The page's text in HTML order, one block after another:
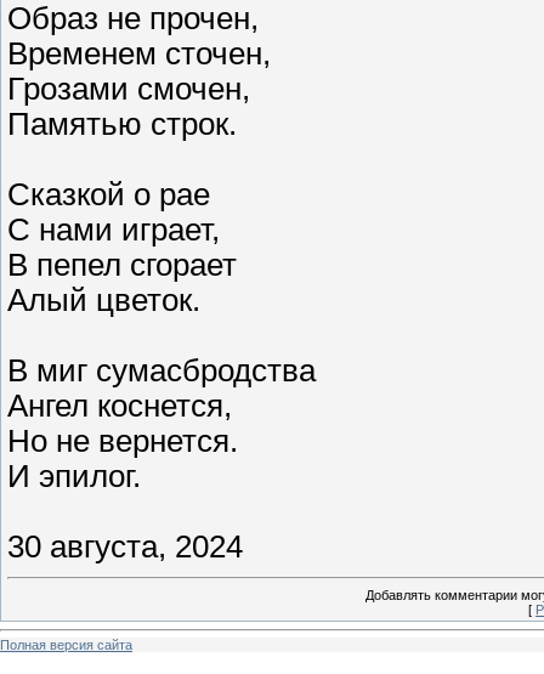
Образ не прочен,
Временем сточен,
Грозами смочен,
Памятью строк.
Сказкой о рае
С нами играет,
В пепел сгорает
Алый цветок.
В миг сумасбродства
Ангел коснется,
Но не вернется.
И эпилог.
30 августа, 2024
Добавлять комментарии
[
Полная версия сайта